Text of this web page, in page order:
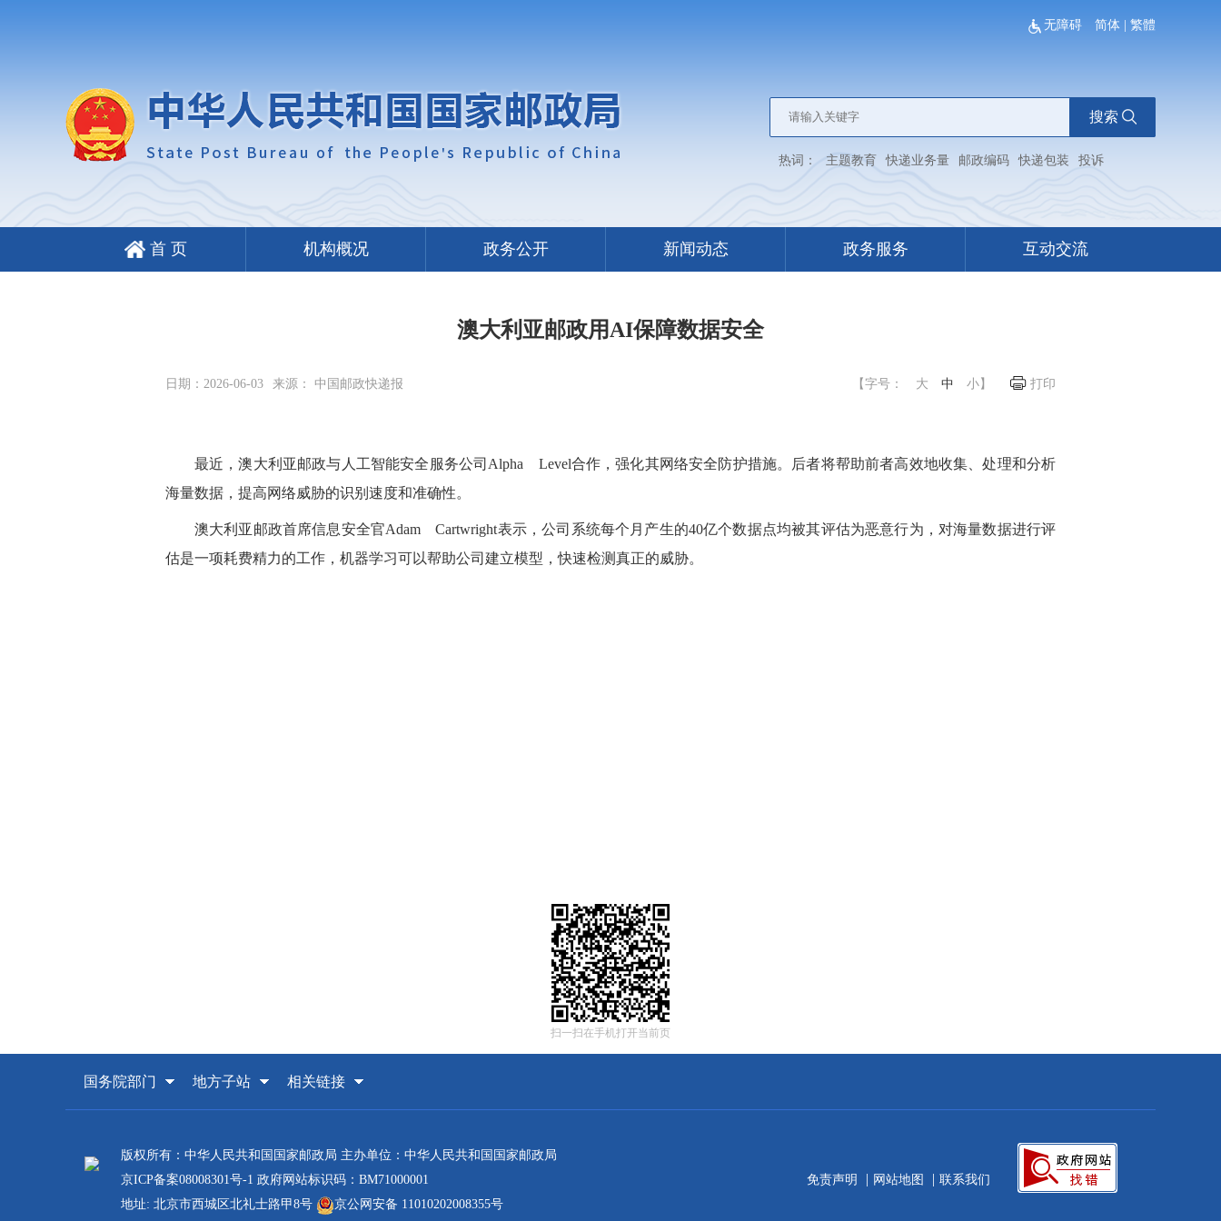
无障碍 简体 繁體
搜索
热词： 主题教育 快递业务量 邮政编码 快递包装 投诉
首 页 机构概况 政务公开 新闻动态 政务服务 互动交流
澳大利亚邮政用AI保障数据安全
日期：2026-06-03 来源： 中国邮政快递报 打印
【字号： 大 中 小 】
最近，澳大利亚邮政与人工智能安全服务公司Alpha Level合作，强化其网络安全防护措施。后者将帮助前者高效地收集、处理和分析
海量数据，提高网络威胁的识别速度和准确性。
澳大利亚邮政首席信息安全官Adam Cartwright表示，公司系统每个月产生的40亿个数据点均被其评估为恶意行为，对海量数据进行评
估是一项耗费精力的工作，机器学习可以帮助公司建立模型，快速检测真正的威胁。
扫一扫在手机打开当前页
国务院部门 地方子站 相关链接
版权所有：中华人民共和国国家邮政局 主办单位：中华人民共和国国家邮政局
京ICP备案08008301号-1 政府网站标识码：BM71000001
地址: 北京市西城区北礼士路甲8号
京公网安备 11010202008355号
免责声明 | 网站地图 | 联系我们